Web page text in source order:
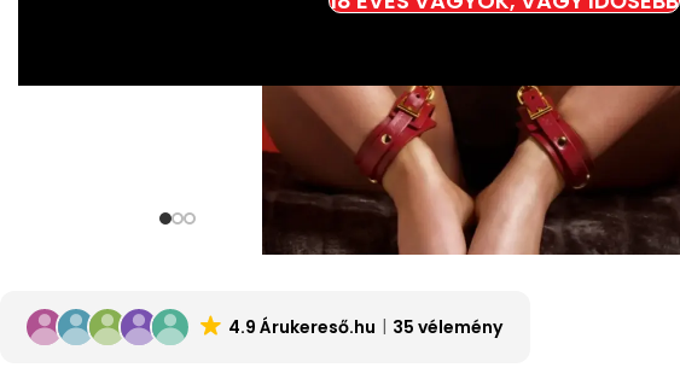
4.9 Árukereső.hu 35 vélemény